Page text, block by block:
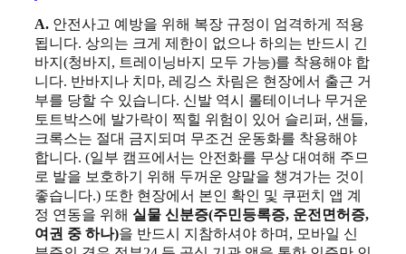
A. 안전사고 예방을 위해 복장 규정이 엄격하게 적용
됩니다. 상의는 크게 제한이 없으나 하의는 반드시 긴
바지(청바지, 트레이닝바지 모두 가능)를 착용해야 합
니다. 반바지나 치마, 레깅스 차림은 현장에서 출근 거
부를 당할 수 있습니다. 신발 역시 롤테이너나 무거운
토트박스에 발가락이 찍힐 위험이 있어 슬리퍼, 샌들,
크록스는 절대 금지되며 무조건 운동화를 착용해야
합니다. (일부 캠프에서는 안전화를 무상 대여해 주므
로 발을 보호하기 위해 두꺼운 양말을 챙겨가는 것이
좋습니다.) 또한 현장에서 본인 확인 및 쿠펀치 앱 계
정 연동을 위해 실물 신분증(주민등록증, 운전면허증,
여권 중 하나)을 반드시 지참하셔야 하며, 모바일 신